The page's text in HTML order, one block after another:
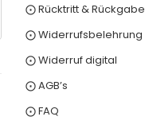
⨀ Rücktritt & Rückgabe
⨀ Widerrufsbelehrung
⨀ Widerruf digital
⨀ AGB’s
⨀ FAQ